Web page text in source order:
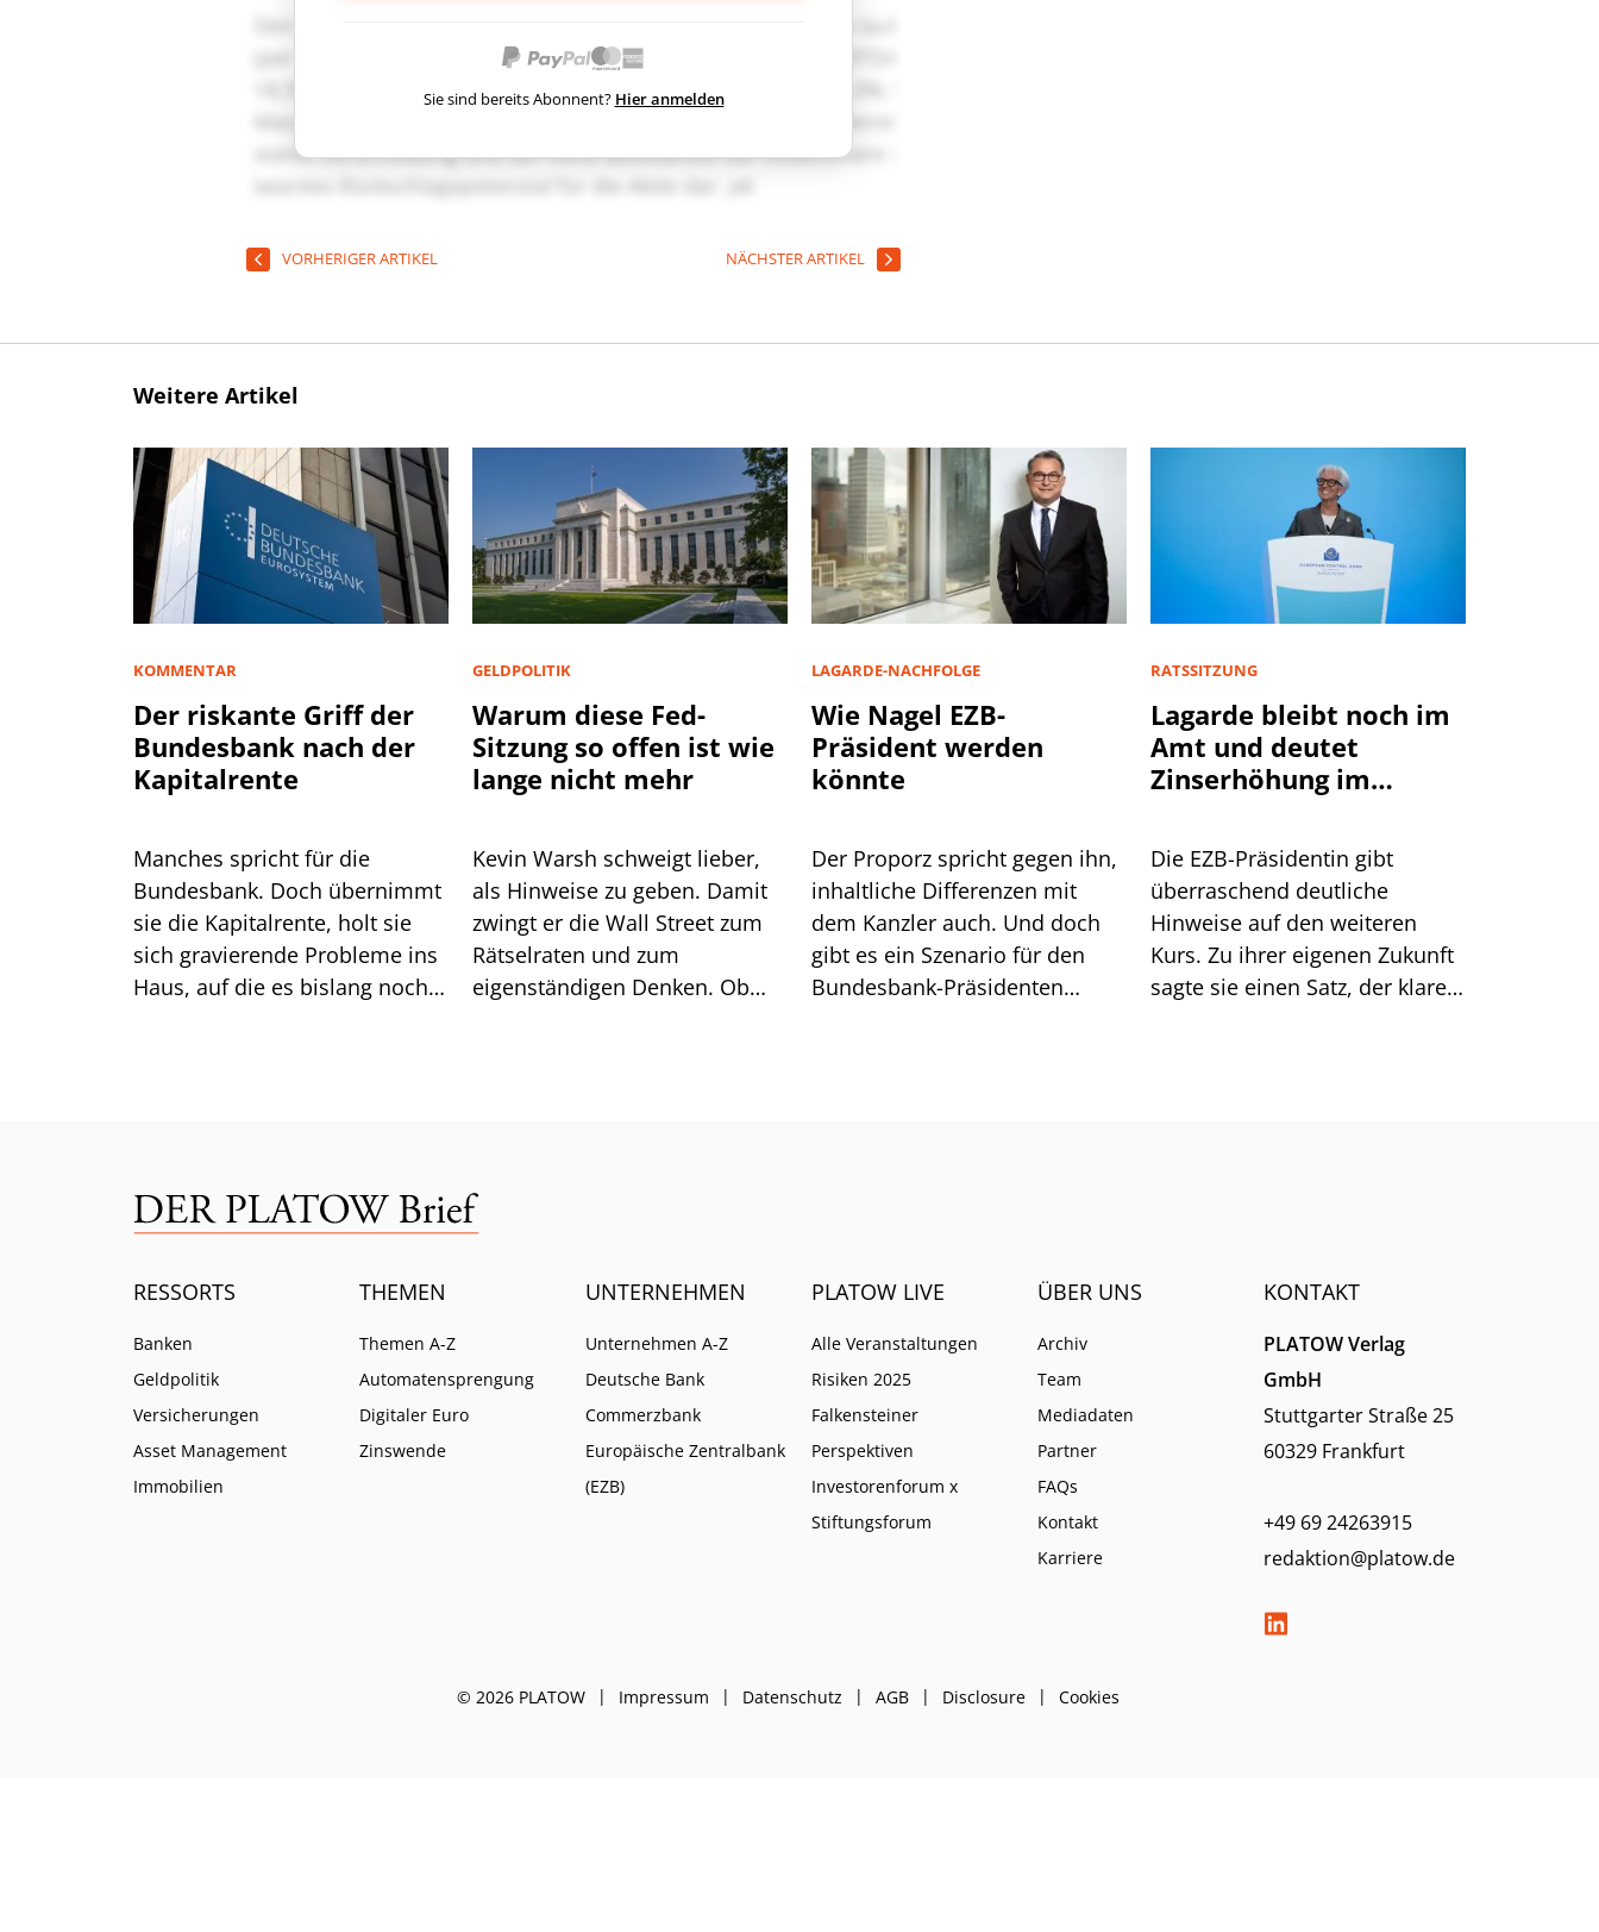
Sie sind bereits Abonnent? Hier anmelden
VORHERIGER ARTIKEL NÄCHSTER ARTIKEL
Weitere Artikel
KOMMENTAR
Der riskante Griff der
Bundesbank nach der
Kapitalrente
Manches spricht für die
Bundesbank. Doch übernimmt
sie die Kapitalrente, holt sie
sich gravierende Probleme ins
Haus, auf die es bislang noch
GELDPOLITIK
Warum diese Fed-
Sitzung so offen ist wie
lange nicht mehr
Kevin Warsh schweigt lieber,
als Hinweise zu geben. Damit
zwingt er die Wall Street zum
Rätselraten und zum
eigenständigen Denken. Ob
LAGARDE-NACHFOLGE
Wie Nagel EZB-
Präsident werden
könnte
Der Proporz spricht gegen ihn,
inhaltliche Differenzen mit
dem Kanzler auch. Und doch
gibt es ein Szenario für den
Bundesbank-Präsidenten
RATSSITZUNG
Lagarde bleibt noch im
Amt und deutet
Zinserhöhung im
Die EZB-Präsidentin gibt
überraschend deutliche
Hinweise auf den weiteren
Kurs. Zu ihrer eigenen Zukunft
sagte sie einen Satz, der klarer
RESSORTS
Banken
Geldpolitik
Versicherungen
Asset Management
Immobilien
THEMEN
Themen A-Z
Automatensprengung
Digitaler Euro
Zinswende
UNTERNEHMEN
Unternehmen A-Z
Deutsche Bank
Commerzbank
Europäische Zentralbank
(EZB)
PLATOW LIVE
Alle Veranstaltungen
Risiken 2025
Falkensteiner
Perspektiven
Investorenforum x
Stiftungsforum
ÜBER UNS
Archiv
Team
Mediadaten
Partner
FAQs
Kontakt
Karriere
KONTAKT
PLATOW Verlag
GmbH
Stuttgarter Straße 25
60329 Frankfurt
+49 69 24263915
redaktion@platow.de
© 2026 PLATOW Impressum Datenschutz AGB Disclosure Cookies